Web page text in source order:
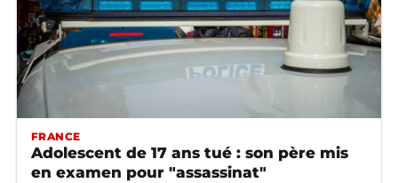
FRANCE
Adolescent de 17 ans tué : son père mis
en examen pour "assassinat"